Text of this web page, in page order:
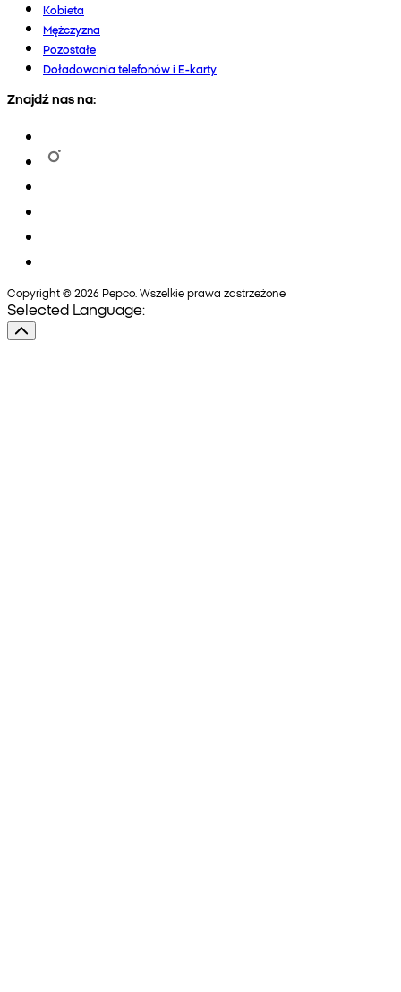
Kobieta
Mężczyzna
Pozostałe
Doładowania telefonów i E-karty
Znajdź nas na:
Copyright © 2026 Pepco. Wszelkie prawa zastrzeżone
Selected Language: